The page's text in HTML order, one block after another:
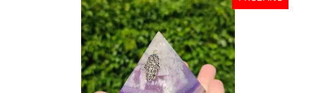
Dostupnost:
Vyprodáno
8719